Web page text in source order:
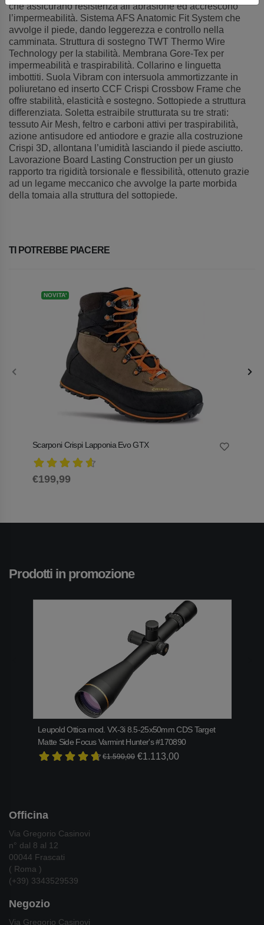
che assicurano resistenza all’abrasione ed accrescono
l’impermeabilità. Sistema AFS Anatomic Fit System che
avvolge il piede, dando leggerezza e controllo nella
camminata. Struttura di sostegno TWT Thermo Wire
Technology per la stabilità. Membrana Gore-Tex per
impermeabilità e traspirabilità. Collarino e linguetta
imbottiti. Suola Vibram con intersuola ammortizzante in
poliuretano ed inserto CCF Crispi Crossbow Frame che
offre stabilità, elasticità e sostegno. Sottopiede a struttura
differenziata. Soletta estraibile strutturata su tre strati:
tessuto Air Mesh, feltro e carboni attivi per traspirabilità,
azione antisudore ed antiodore e grazie alla costruzione
Crispi 3D, allontana l’umidità lasciando il piede asciutto.
Lavorazione Board Lasting Construction per un giusto
rapporto tra rigidità torsionale e flessibilità, ottenuto grazie
ad un legame meccanico che avvolge la parte morbida
della tomaia alla struttura del sottopiede.
TI POTREBBE PIACERE
NOVITA'
Scarponi Crispi Lapponia Evo GTX
€199,99
Prodotti in promozione
Leupold Ottica mod. VX-3i 8.5-25x50mm CDS Target
Matte Side Focus Varmint Hunter's #170890
€1.113,00
€1.590,00
Officina
Via Gregorio Casinovi
n° dal 8 al 12
00044 Frascati
( Roma )
(+39) 3343529539
Negozio
Via Gregorio Casinovi